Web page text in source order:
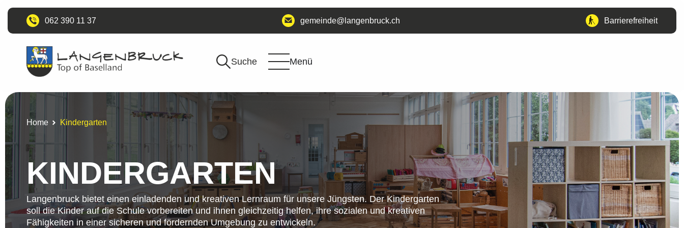
062 390 11 37 hc.kcurbnegnal
@edniemeg Barrierefreiheit
Suche Menü
Home Kindergarten
KINDERGARTEN
Langenbruck bietet einen einladenden und kreativen Lernraum für unsere Jüngsten. Der Kindergarten
soll die Kinder auf die Schule vorbereiten und ihnen gleichzeitig helfen, ihre sozialen und kreativen
Fähigkeiten in einer sicheren und fördernden Umgebung zu entwickeln.